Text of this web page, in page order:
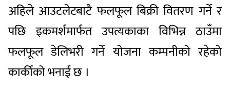
अहिले आउटलेटबाटै फलफूल बिक्री वितरण गर्ने र
पछि इकमर्शमार्फत उपत्यकाका विभिन्न ठाउँमा
फलफूल डेलिभरी गर्ने योजना कम्पनीको रहेको
कार्कीको भनाई छ ।